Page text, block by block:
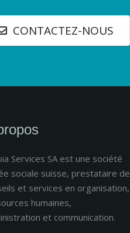
CONTACTEZ-NOUS
Services SA est une société
sociale suisse, prestataire de
et services en organisation,
humaines,
et communication.